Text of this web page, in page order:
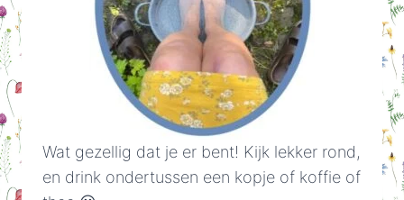
Wat gezellig dat je er bent! Kijk lekker rond,
en drink ondertussen een kopje of koffie of